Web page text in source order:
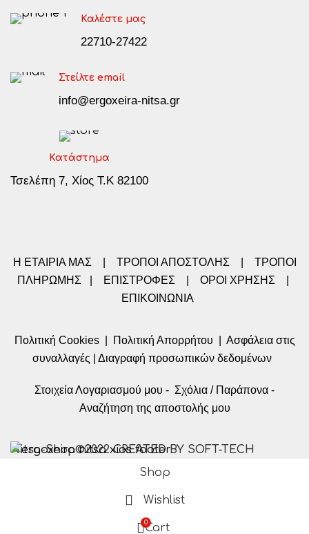
Καλέστε μας
22710-27422
Στείλτε email
info@ergoxeira-nitsa.gr
Κατάστημα
Τσελέπη 7, Χίος Τ.Κ 82100
Η ΕΤΑΙΡΙΑ ΜΑΣ ΤΡΟΠΟΙ ΑΠΟΣΤΟΛΗΣ| ΤΡΟΠΟΙ
ΠΛΗΡΩΜΗΣ
ΕΠΙΣΤΡΟΦΕΣ ΟΡΟΙ ΧΡΗΣΗΣ
ΕΠΙΚΟΙΝΩΝΙΑ
Πολιτική Cookies| Πολιτική Απορρήτου
Ασφάλεια στις
συναλλαγές
Διαγραφή προσωπικών δεδομένων
Στοιχεία Λογαριασμού μου - Σχόλια / Παράπονα -
Αναζήτηση της αποστολής μου
Nitsa-Shop©2022 CREATED BY SOFT-TECH
Shop
Wishlist
0Cart